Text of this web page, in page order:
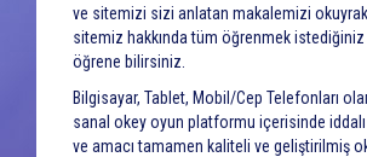
ve sitemizi sizi anlatan makalemizi
sitemiz hakkında tüm öğrenmek istediğiniz
öğrene bilirsiniz.
Bilgisayar, Tablet, Mobil/Cep Telefonları
sanal okey oyun platformu içerisinde iddalı
ve amacı tamamen kaliteli ve geliştirilmiş